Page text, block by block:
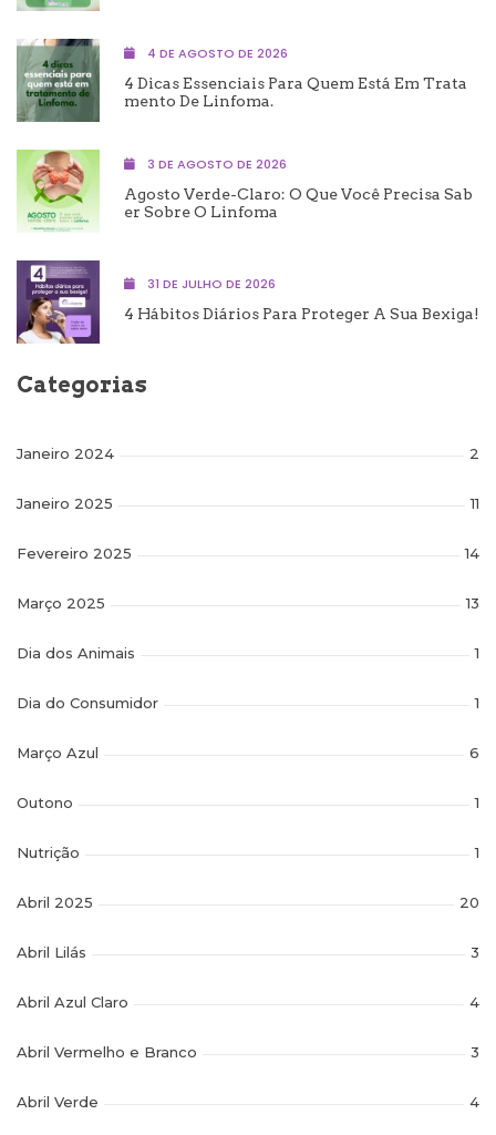
4 DE AGOSTO DE 2026
4 Dicas Essenciais Para Quem Está Em Trata
Mento De Linfoma.
3 DE AGOSTO DE 2026
Agosto Verde-Claro: O Que Você Precisa Sab
Er Sobre O Linfoma
31 DE JULHO DE 2026
4 Hábitos Diários Para Proteger A Sua Bexiga!
Categorias
Janeiro 2024 2
Janeiro 2025 11
Fevereiro 2025 14
Março 2025 13
Dia dos Animais 1
Dia do Consumidor 1
Março Azul 6
Outono 1
Nutrição 1
Abril 2025 20
Abril Lilás 3
Abril Azul Claro 4
Abril Vermelho e Branco 3
Abril Verde 4